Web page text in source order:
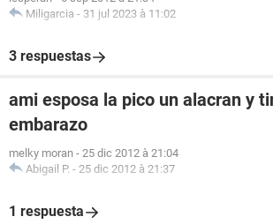
Miligarcia - 31 jul 2023 à 11:02
3 respuestas
ami esposa la pico un alacran y
embarazo
melky moran - 25 dic 2012 à 21:04
Abigail P. - 25 dic 2012 à 21:37
1 respuesta